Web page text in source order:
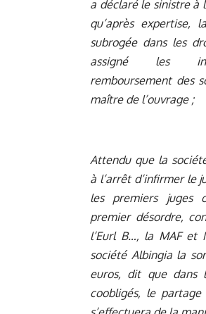
a déclaré le sinistre à
qu’après expertise,
subrogée dans les
assigné les
remboursement des
maître de l’ouvrage ;
Attendu que la
à l’arrêt d’infirmer le
les premiers juges
premier désordre,
l’Eurl B…, la MAF
société Albingia la
euros, dit que dans
coobligés, le partage